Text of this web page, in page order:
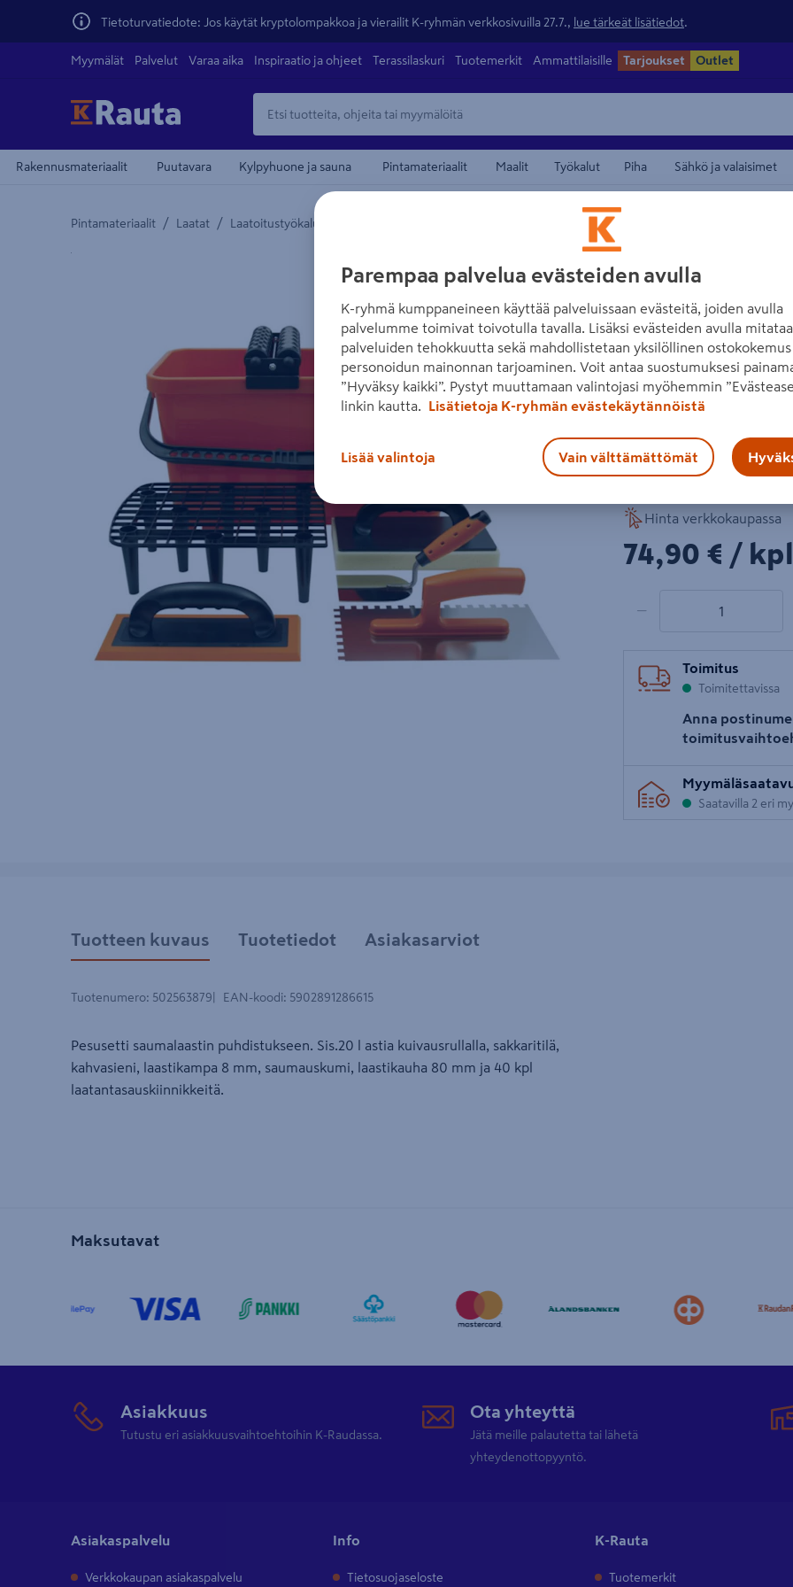
Tietoturvatiedote: Jos käytät kryptolompakkoa ja vierailit K-ryhmän verkkosivuilla 27.7., lue tärkeät lisätiedot
Myymälät Palvelut Varaa aika Inspiraatio ja ohjeet Terassilaskuri Tuotemerkit Ammattilaisille Tarjoukset Outlet
Rakennusmateriaalit Puutavara Kylpyhuone ja sauna Pintamateriaalit Maalit Työkalut Piha Sähkö ja valaisimet
Pintamateriaalit / Laatat / Laatoitustyökalut
Yksityiskohtainen kuvaus löytyy Tuotteen kuvaus -maamerkistä
Pesusetti Solid
osainen
Tuotenumero: 502563879
Pesusetti saumalaastin
kahvasieni, laastikampa 8
laatantasauskiinnikkeitä.
Lue koko tuotekuvaus
Hinta verkkokaupassa
74,90€/kpl
74,90 € / kpl
−
Toimitus
Toimitettavissa
Anna
Saatavilla 2 eri
Tuotteen kuvaus Tuotetiedot Asiakasarviot
Tuotenumero: 502563879 EAN-koodi: 5902891286615
Pesusetti saumalaastin puhdistukseen. Sis.20 l astia kuivausrullalla, sakkaritilä,
kahvasieni, laastikampa 8 mm, saumauskumi, laastikauha 80 mm ja 40 kpl
laatantasauskiinnikkeitä.
Maksutavat
Asiakkuus
Tutustu eri asiakkuusvaihtoehtoihin K-Raudassa.
Ota yhteyttä
Jätä meille palautetta tai lähetä
yhteydenottopyyntö.
Asiakaspalvelu
Verkkokaupan asiakaspalvelu
Info
Tietosuojaseloste
K-Rauta
Tuotemerkit
Parempaa palvelua evästeiden avulla
K-ryhmä kumppaneineen käyttää palveluissaan evästeitä, joiden avulla
palvelumme toimivat toivotulla tavalla. Lisäksi evästeiden avulla
palveluiden tehokkuutta sekä mahdollistetaan yksilöllinen ostokokemus
personoidun mainonnan tarjoaminen. Voit antaa suostumuksesi
”Hyväksy kaikki”. Pystyt muuttamaan valintojasi myöhemmin
linkin kautta.
Lisätietoja K-ryhmän evästekäytännöistä
Lisää valintoja Vain välttämättömät